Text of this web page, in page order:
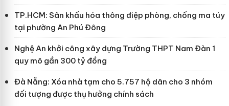
TP.HCM: Sân khấu hóa thông điệp phòng, chống ma túy
tại phường An Phú Đông
Nghệ An khởi công xây dựng Trường THPT Nam Đàn 1
quy mô gần 300 tỷ đồng
Đà Nẵng: Xóa nhà tạm cho 5.757 hộ dân cho 3 nhóm
đối tượng được thụ hưởng chính sách